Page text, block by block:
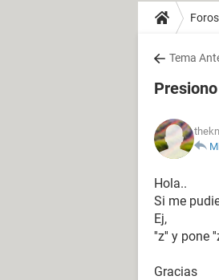
Foros
Tema
Hola..
Si me
Ej,
''z'' y pone
Gracias